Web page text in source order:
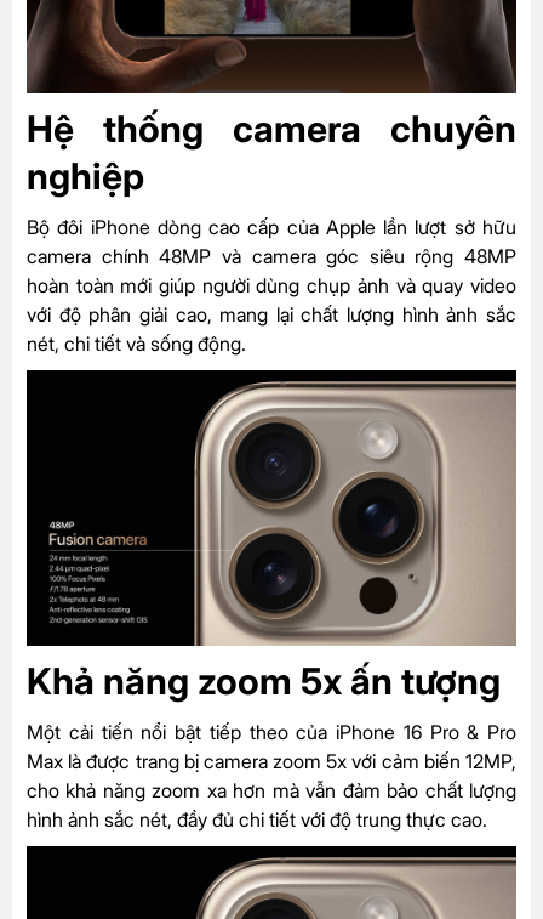
Hệ thống camera chuyên
nghiệp
Bộ đôi iPhone dòng cao cấp của Apple lần lượt sở hữu
camera chính 48MP và camera góc siêu rộng 48MP
hoàn toàn mới giúp người dùng chụp ảnh và quay video
với độ phân giải cao, mang lại chất lượng hình ảnh sắc
nét, chi tiết và sống động.
Khả năng zoom 5x ấn tượng
Một cải tiến nổi bật tiếp theo của iPhone 16 Pro & Pro
Max là được trang bị camera zoom 5x với cảm biến 12MP,
cho khả năng zoom xa hơn mà vẫn đảm bảo chất lượng
hình ảnh sắc nét, đầy đủ chi tiết với độ trung thực cao.